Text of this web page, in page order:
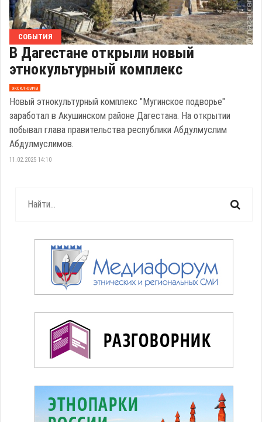
СОБЫТИЯ
В Дагестане открыли новый
этнокультурный комплекс
эксклюзив
Новый этнокультурный комплекс "Мугинское подворье"
заработал в Акушинском районе Дагестана. На открытии
побывал глава правительства республики Абдулмуслим
Абдулмуслимов.
11.02.2025 14:10